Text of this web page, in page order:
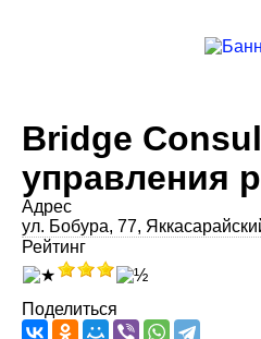
Bridge
управления
Адрес
ул. Бобура, 77,
Рейтинг
Поделиться